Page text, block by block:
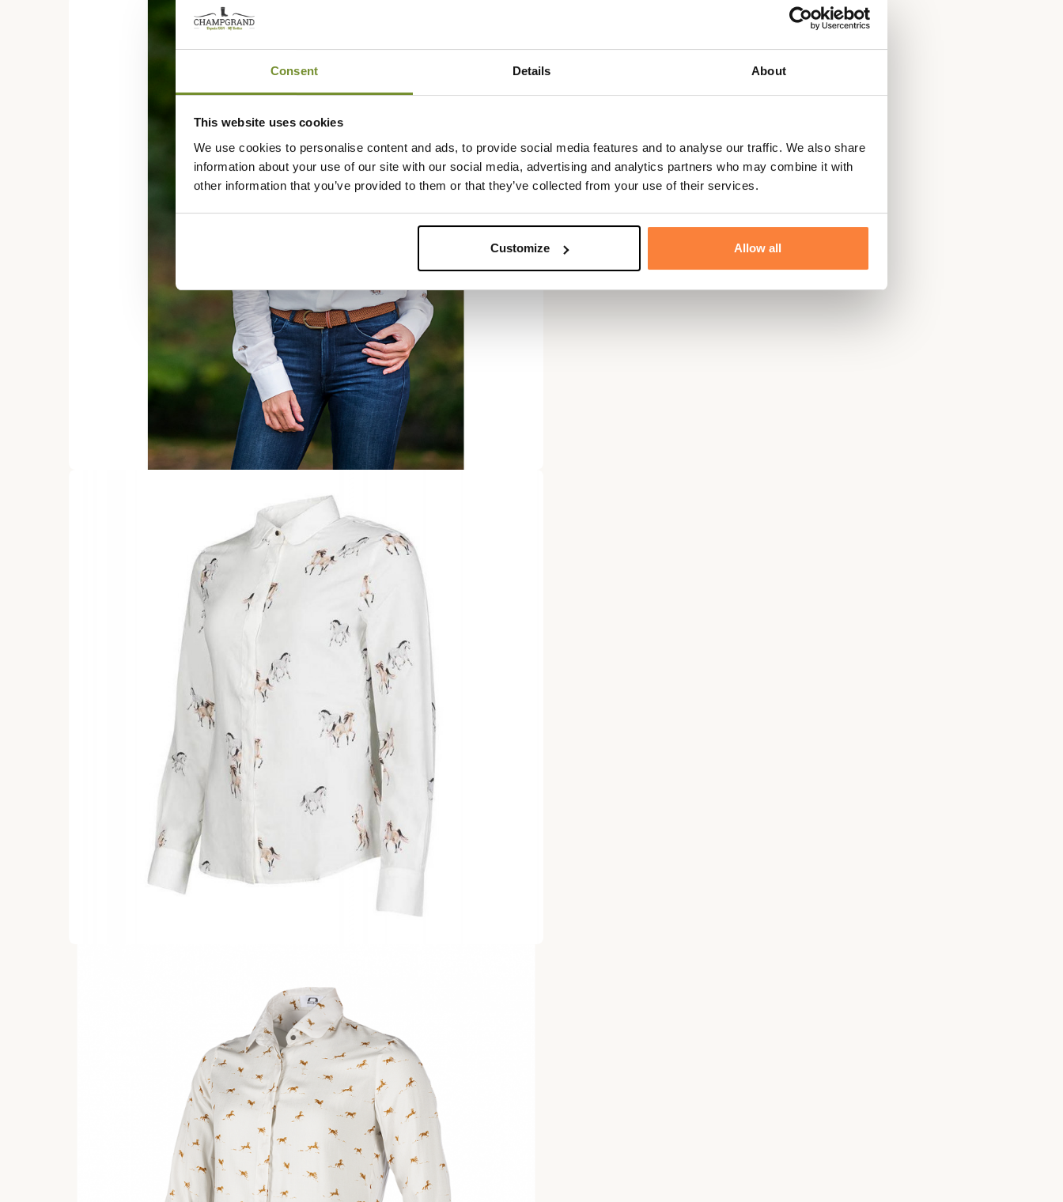
Consent Details About
This website uses cookies
We use cookies to personalise content and ads, to provide social media features and to analyse our traffic. We also share
information about your use of our site with our social media, advertising and analytics partners who may combine it with
other information that you’ve provided to them or that they’ve collected from your use of their services.
Customize Allow all